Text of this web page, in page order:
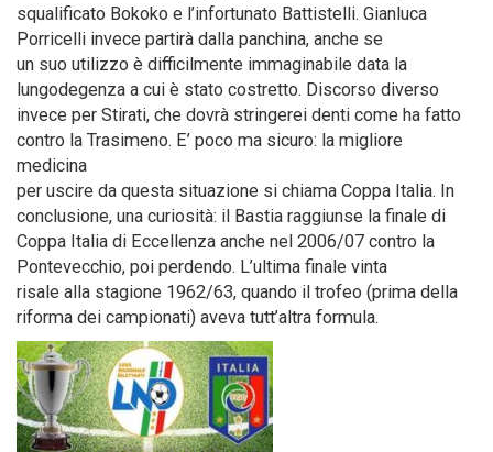
squalificato Bokoko e l’infortunato Battistelli. Gianluca
Porricelli invece partirà dalla panchina, anche se
un suo utilizzo è difficilmente immaginabile data la
lungodegenza a cui è stato costretto. Discorso diverso
invece per Stirati, che dovrà stringerei denti come ha fatto
contro la Trasimeno. E’ poco ma sicuro: la migliore
medicina
per uscire da questa situazione si chiama Coppa Italia. In
conclusione, una curiosità: il Bastia raggiunse la finale di
Coppa Italia di Eccellenza anche nel 2006/07 contro la
Pontevecchio, poi perdendo. L’ultima finale vinta
risale alla stagione 1962/63, quando il trofeo (prima della
riforma dei campionati) aveva tutt’altra formula.